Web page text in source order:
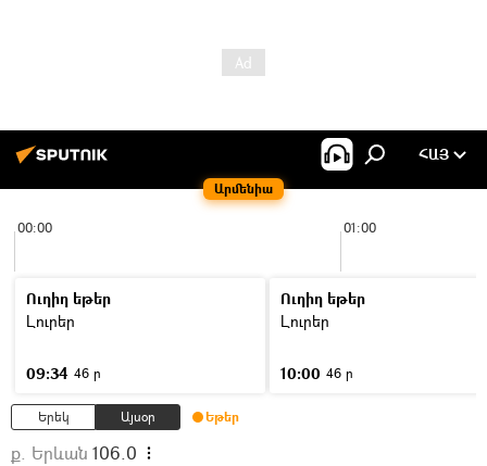
Արմենիա
ՀԱՅ
00:00 01:00
Ուղիղ եթեր
Լուրեր
09:34 46 ր
Ուղիղ եթեր
Լուրեր
10:00 46 ր
Երեկ Այսօր Եթեր
ք. Երևան 106.0